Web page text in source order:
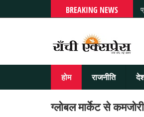
BREAKING NEWS
होम राजनीति
ग्लोबल मार्केट से